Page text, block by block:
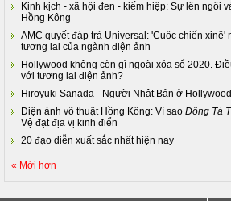
Kinh kịch - xã hội đen - kiếm hiệp: Sự lên ngôi
Hồng Kông
AMC quyết đáp trả Universal: 'Cuộc chiến xinê'
tương lai của ngành điện ảnh
Hollywood không còn gì ngoài xóa sổ 2020.
với tương lai điện ảnh?
Hiroyuki Sanada - Người Nhật Bản ở Hollywood
Điện ảnh võ thuật Hồng Kông: Vì sao Đông Tà
Vệ đạt địa vị kinh điển
20 đạo diễn xuất sắc nhất hiện nay
« Mới hơn